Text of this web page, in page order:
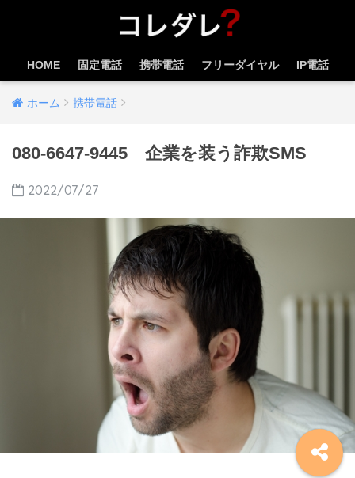
HOME 固定電話 携帯電話 フリーダイヤル IP電話
ホーム 携帯電話
080-6647-9445 企業を装う詐欺SMS
2022/07/27